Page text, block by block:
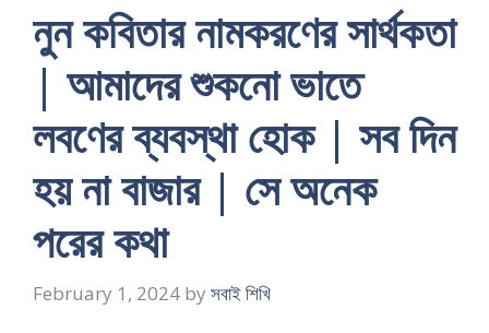
নুন কবিতার নামকরণের সার্থকতা
| আমাদের শুকনাে ভাতে
লবণের ব্যবস্থা হোক | সব দিন
হয় না বাজার | সে অনেক
পরের কথা
February 1, 2024 by সবাই শিখি